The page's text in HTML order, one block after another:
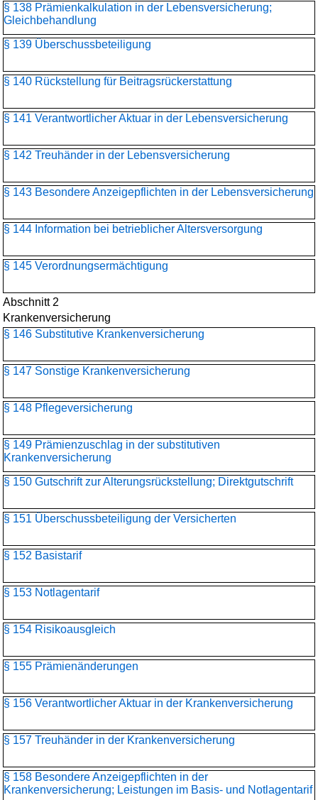
§ 138 Prämienkalkulation in der Lebensversicherung;
Gleichbehandlung
§ 139 Überschussbeteiligung
§ 140 Rückstellung für Beitragsrückerstattung
§ 141 Verantwortlicher Aktuar in der Lebensversicherung
§ 142 Treuhänder in der Lebensversicherung
§ 143 Besondere Anzeigepflichten in der Lebensversicherung
§ 144 Information bei betrieblicher Altersversorgung
§ 145 Verordnungsermächtigung
Abschnitt 2
Krankenversicherung
§ 146 Substitutive Krankenversicherung
§ 147 Sonstige Krankenversicherung
§ 148 Pflegeversicherung
§ 149 Prämienzuschlag in der substitutiven
Krankenversicherung
§ 150 Gutschrift zur Alterungsrückstellung; Direktgutschrift
§ 151 Überschussbeteiligung der Versicherten
§ 152 Basistarif
§ 153 Notlagentarif
§ 154 Risikoausgleich
§ 155 Prämienänderungen
§ 156 Verantwortlicher Aktuar in der Krankenversicherung
§ 157 Treuhänder in der Krankenversicherung
§ 158 Besondere Anzeigepflichten in der
Krankenversicherung; Leistungen im Basis- und Notlagentarif